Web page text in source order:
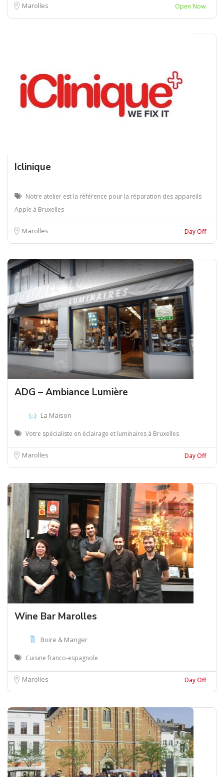
Marolles Open Now
Iclinique
Notre atelier est la référence pour la réparation des appareils
Apple à Bruxelles
Marolles Day Off
ADG – Ambiance Lumière
La Maison
Votre spécialiste en éclairage et luminaires à Bruxelles
Marolles Day Off
Wine Bar Marolles
Boire & Manger
Cuisine franco-espagnole
Marolles Day Off